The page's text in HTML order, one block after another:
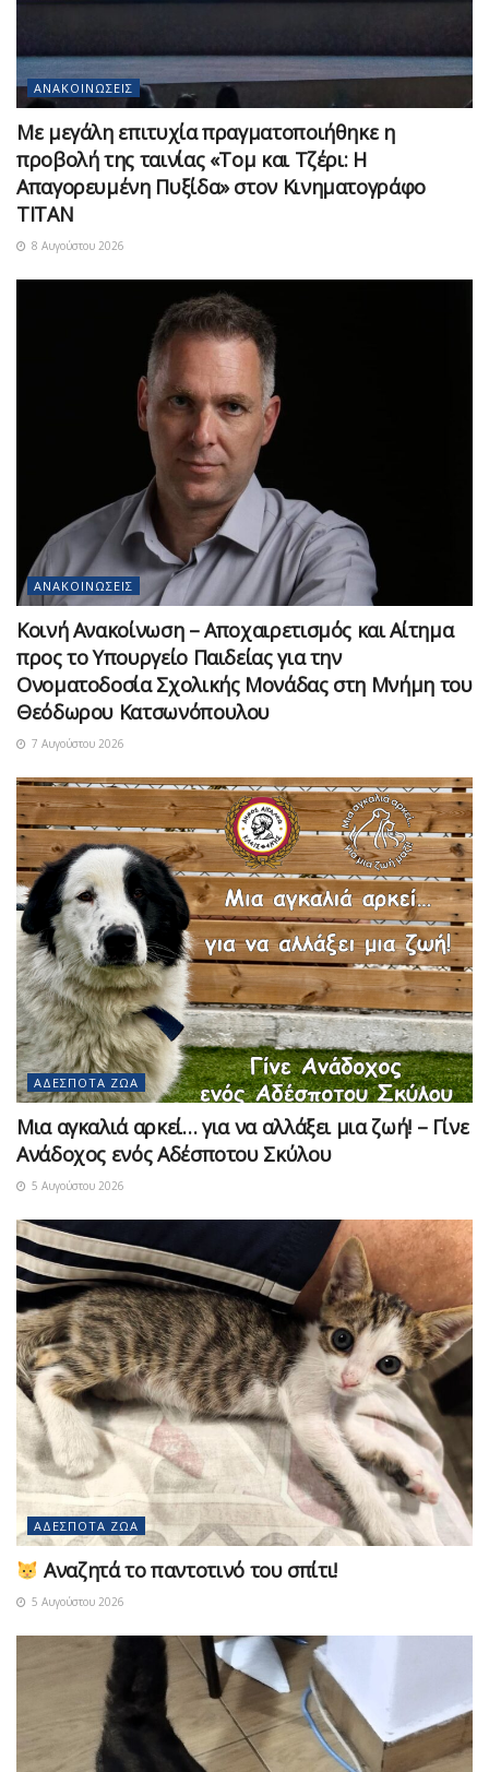
ΑΝΑΚΟΙΝΏΣΕΙΣ
Με μεγάλη επιτυχία πραγματοποιήθηκε η
προβολή της ταινίας «Τομ και Τζέρι: Η
Απαγορευμένη Πυξίδα» στον Κινηματογράφο
ΤΙΤΑΝ
8 Αυγούστου 2026
ΑΝΑΚΟΙΝΏΣΕΙΣ
Κοινή Ανακοίνωση – Αποχαιρετισμός και Αίτημα
προς το Υπουργείο Παιδείας για την
Ονοματοδοσία Σχολικής Μονάδας στη Μνήμη του
Θεόδωρου Κατσωνόπουλου
7 Αυγούστου 2026
ΑΔΈΣΠΟΤΑ ΖΏΑ
Μια αγκαλιά αρκεί… για να αλλάξει μια ζωή! – Γίνε
Ανάδοχος ενός Αδέσποτου Σκύλου
5 Αυγούστου 2026
ΑΔΈΣΠΟΤΑ ΖΏΑ
Αναζητά το παντοτινό του σπίτι!
5 Αυγούστου 2026